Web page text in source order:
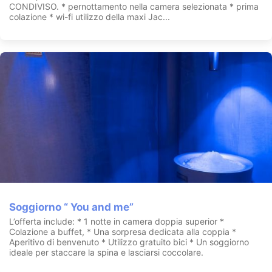
CONDIVISO. * pernottamento nella camera selezionata * prima
colazione * wi-fi utilizzo della maxi Jac...
Soggiorno “ You and me”
L’offerta include: * 1 notte in camera doppia superior *
Colazione a buffet, * Una sorpresa dedicata alla coppia *
Aperitivo di benvenuto * Utilizzo gratuito bici * Un soggiorno
ideale per staccare la spina e lasciarsi coccolare.